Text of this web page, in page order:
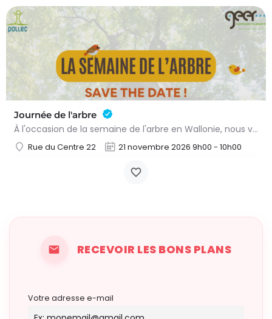
Journée de l'arbre
À l'occasion de la semaine de l'arbre en Wallonie, nous vous proposons l'annuelle distribution gratuite des…
Rue du Centre 22 21 novembre 2026 9h00 - 10h00
RECEVOIR LES BONS PLANS
Votre adresse e-mail